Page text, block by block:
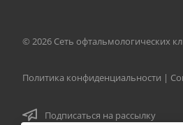
© 2026 Сеть офтальмологических
Политика конфиденциальности |
Подписаться на рассылку